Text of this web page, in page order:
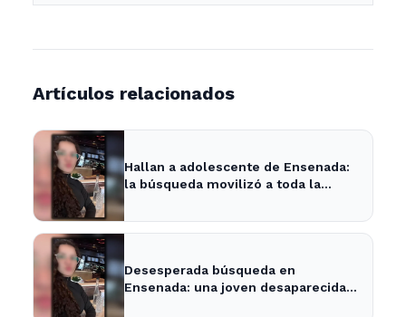
Artículos relacionados
Hallan a adolescente de Ensenada:
la búsqueda movilizó a toda la
Desesperada búsqueda en
Ensenada: una joven desaparecida